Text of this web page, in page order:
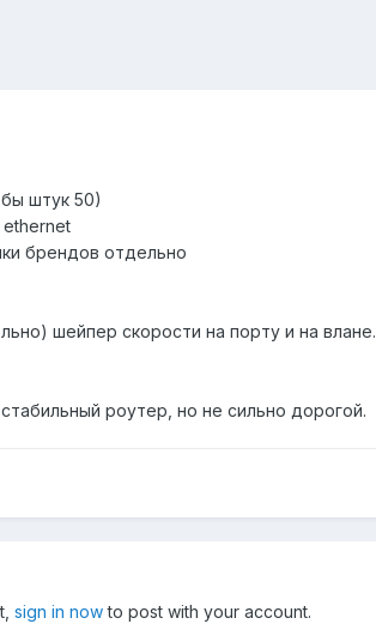
штук 50)
брендов отдельно
шейпер скорости на порту и на влане.
роутер, но не сильно дорогой.
sign in nowto post with your account.